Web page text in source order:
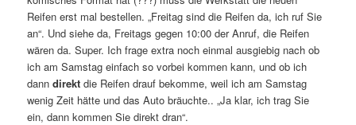
Reifen erst mal bestellen. „Freitag sind die Reifen da, ich ruf Sie
an“. Und siehe da, Freitags gegen 10:00 der Anruf, die Reifen
wären da. Super. Ich frage extra noch einmal ausgiebig nach ob
ich am Samstag einfach so vorbei kommen kann, und ob ich
danndirekt die Reifen drauf bekomme, weil ich am Samstag
wenig Zeit hätte und das Auto bräuchte.. „Ja klar, ich trag Sie
ein, dann kommen Sie direkt dran“.